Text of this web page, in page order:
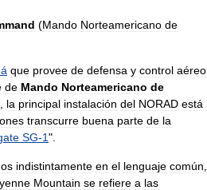
(Mando Norteamericano de
que provee de defensa y control aéreo
de Mando Norteamericano de
la principal instalación del NORAD está
transcurre buena parte de la
SG-1".
indistintamente en el lenguaje común
Mountain se refiere a las